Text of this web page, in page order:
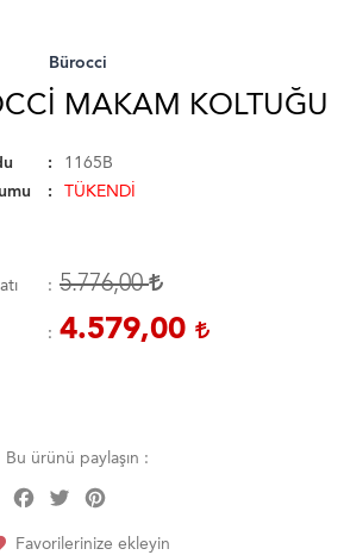
Bürocci
MAKAM KOLTUĞU
1165B
TÜKENDİ
5.776,00
4.579,00
Bu ürünü paylaşın :
Facebook
Twitter
Favorilerinize ekleyin